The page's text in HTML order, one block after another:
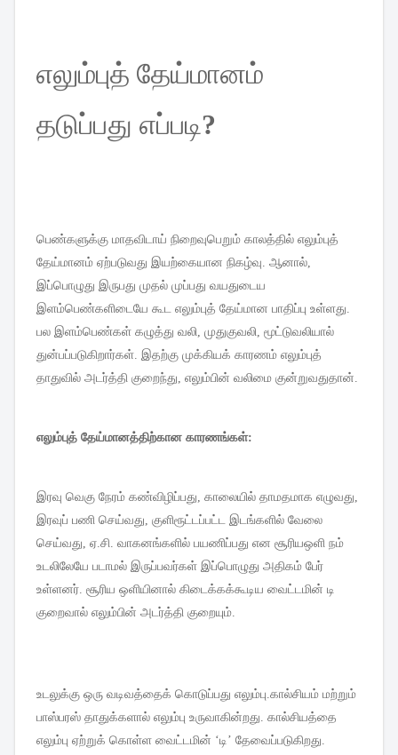
எலும்புத் தேய்மானம்
தடுப்பது எப்படி?
பெண்களுக்கு மாதவிடாய் நிறைவுபெறும் காலத்தில் எலும்புத்
தேய்மானம் ஏற்படுவது இயற்கையான நிகழ்வு ஆனால்
இப்பொழுது இருபது முதல் முப்பது வயதுடைய
இளம்பெண்களிடையே கூட எலும்புத் தேய்மான பாதிப்பு உள்ளது
பல இளம்பெண்கள் கழுத்து வலி முதுகுவலி மூட்டுவலியால்
துன்பப்படுகிறார்கள் இதற்கு முக்கியக் காரணம் எலும்புத்
தாதுவில் அடர்த்தி குறைந்து எலும்பின் வலிமை குன்றுவதுதான்
எலும்புத் தேய்மானத்திற்கான காரணங்கள்:
இரவு வெகு நேரம் கண்விழிப்பது காலையில் தாமதமாக எழுவது
இரவுப் பணி செய்வது குளிரூட்டப்பட்ட இடங்களில் வேலை
செய்வது ஏ சி வாகனங்களில் பயணிப்பது என சூரியஒளி நம்
உடலிலேயே படாமல் இருப்பவர்கள் இப்பொழுது அதிகம் பேர்
உள்ளனர் சூரிய ஒளியினால் கிடைக்கக்கூடிய வைட்டமின் டி
குறைவால் எலும்பின் அடர்த்தி குறையும்
உடலுக்கு ஒரு வடிவத்தைக் கொடுப்பது எலும்பு கால்சியம் மற்றும்
பாஸ்பரஸ் தாதுக்களால் எலும்பு உருவாகின்றது கால்சியத்தை
எலும்பு ஏற்றுக் கொள்ள வைட்டமின் ‘டி ’ தேவைப்படுகிறது